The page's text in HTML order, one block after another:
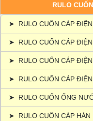
RULO
➤ RULO CUỐN CÁP ĐIỆN
➤ RULO CUỐN CÁP
➤ RULO CUỐN CÁP
➤ RULO CUỐN CÁP
➤ RULO CUỐN ỐNG
➤ RULO CUỐN CÁP HÀN